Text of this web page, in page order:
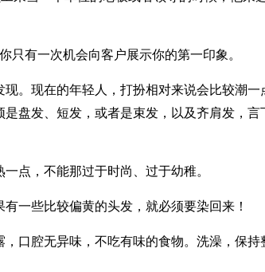
只有一次机会向客户展示你的第一印象。
。现在的年轻人，打扮相对来说会比较潮
盘发、短发，或者是束发，以及齐肩发，
点，不能那过于时尚、过于幼稚。
一些比较偏黄的头发，就必须要染回来！
口腔无异味，不吃有味的食物。洗澡，保